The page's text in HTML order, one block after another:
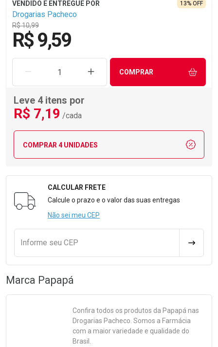
Drogarias Pacheco
R$ 10,99
13% OFF
R$ 9,59
REMOVER UMA UNIDADEAUMENTAR UMA UNIDADE
COMPRAR
Leve 4 itens por
R$ 7,19 /cada
COMPRAR 4 UNIDADES
Formulário para Calcular o Frete
CALCULAR FRETE
Calcule o prazo e o valor das suas entregas
Não sei meu CEP
Informe seu CEP
Marca Papapá
Confira todos os produtos da Papapá nas
Drogarias Pacheco. Somos a Farmácia
com a maior variedade e qualidade do
Brasil.